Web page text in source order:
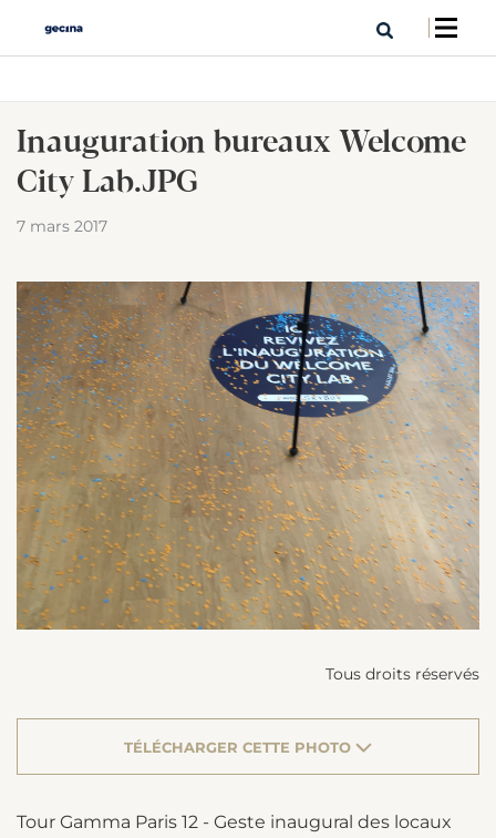
Inauguration bureaux Welcome
City Lab.JPG
7 mars 2017
Tous droits réservés
TÉLÉCHARGER CETTE PHOTO
Tour Gamma Paris 12 - Geste inaugural des locaux